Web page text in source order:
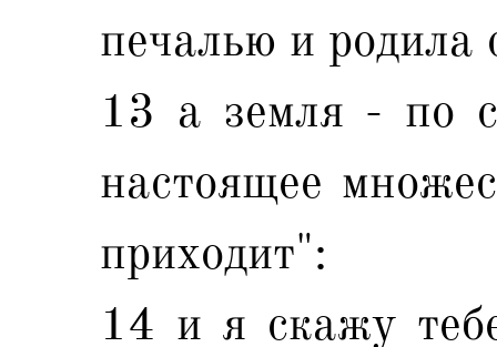
печалью и родила
13 а земля - по
настоящее
приходит":
14 и я скажу